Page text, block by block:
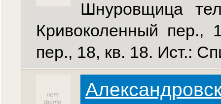
Шнуровщица
Кривоколенный
пер., 18, кв. 18. Ист.: